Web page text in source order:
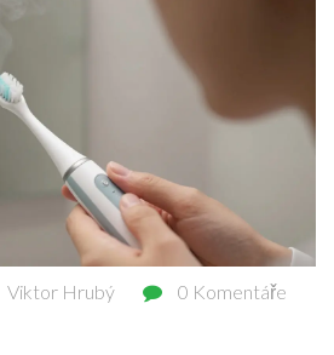
Viktor Hrubý 0 Komentáře